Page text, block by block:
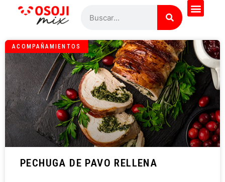
ACOMPAÑAMIENTOS
PECHUGA DE PAVO RELLENA